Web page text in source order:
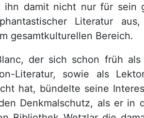
ihn damit nicht nur für sein
Literatur
gesamtkulturellen Bereich.
der sich schon früh
Literatur, sowie als
hat, bündelte seine
Denkmalschutz, als er in